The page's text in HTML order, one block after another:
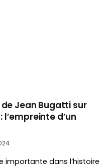
de Jean Bugatti sur
d’un
importante dans l’histoire